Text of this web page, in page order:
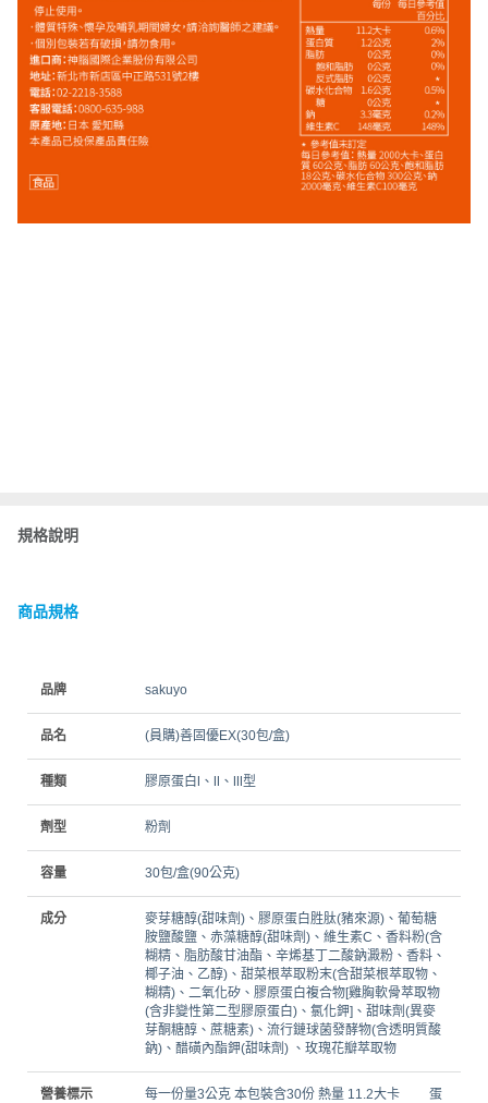
規格說明
商品規格
品牌 sakuyo
品名 (員購)善固優EX(30包/盒)
種類 膠原蛋白Ⅰ、Ⅱ、Ⅲ型
劑型 粉劑
容量 30包/盒(90公克)
成分
麥芽糖醇(甜味劑)、膠原蛋白胜肽(豬來源)、葡萄糖
胺鹽酸鹽、赤藻糖醇(甜味劑)、維生素C、香料粉(含
糊精、脂肪酸甘油酯、辛烯基丁二酸鈉澱粉、香料、
椰子油、乙醇)、甜菜根萃取粉末(含甜菜根萃取物、
糊精)、二氧化矽、膠原蛋白複合物[雞胸軟骨萃取物
(含非變性第二型膠原蛋白)、氯化鉀]、甜味劑(異麥
芽酮糖醇、蔗糖素)、流行鏈球菌發酵物(含透明質酸
鈉)、醋磺內酯鉀(甜味劑) 、玫瑰花瓣萃取物
營養標示
每一份量3公克 本包裝含30份 熱量 11.2大卡 蛋